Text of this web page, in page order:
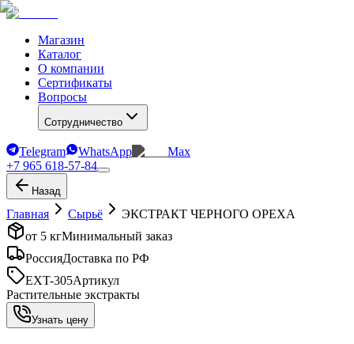
Магазин
Каталог
О компании
Сертификаты
Вопросы
Сотрудничество
Telegram WhatsApp
Max
+7 965 618-57-84
Назад
Главная Сырьё
ЭКСТРАКТ ЧЕРНОГО ОРЕХА
от 5 кгМинимальный заказ
РоссияДоставка по РФ
EXT-305Артикул
Растительные экстракты
Узнать цену